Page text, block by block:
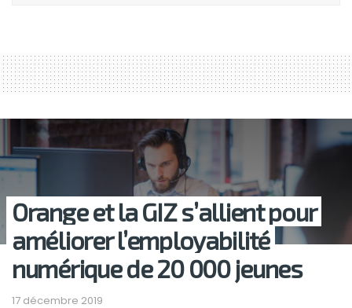
Orange et la GIZ s’allient pour
améliorer l’employabilité
numérique de 20 000 jeunes
17 décembre 2019